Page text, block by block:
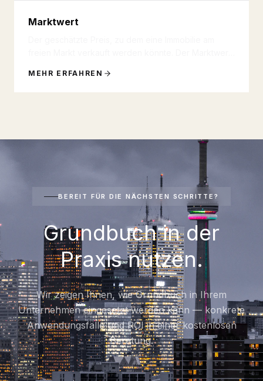
Marktwert
MEHR ERFAHREN
BEREIT FÜR DIE NÄCHSTEN SCHRITTE?
Grundbuch in der
Praxis nutzen.
Wir zeigen Ihnen, wie Grundbuch in Ihrem
Unternehmen eingesetzt werden kann — konkrete
Anwendungsfälle und ROI in einer kostenlosen
Beratung.